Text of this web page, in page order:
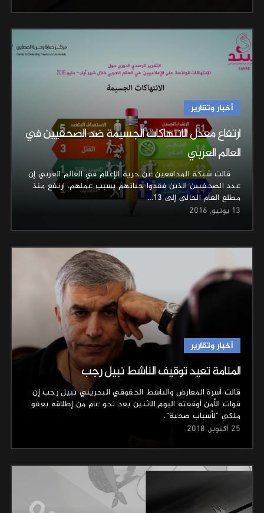
أخبار وتقارير
ارتفاع معدل الانتهاكات الجسيمة ضد الصحفيين في
العالم العربي
قالت شبكة المدافعين عن حرية الإعلام في العالم العربي إن
عدد الصحفيين الذين فقدوا حياتهم بسبب عملهم، ارتفع منذ
مطلع العام الحالي إلى 13…
13 يونيو, 2016
أخبار وتقارير
المنامة تعيد توقيف الناشط نبيل رجب
قالت أسرة المعارض والناشط الحقوقي البحريني نبيل رجب إن
قوات الأمن أوقفته اليوم الاثنين بعد نحو عام من إطلاقه بعفو
ملكي "لأسباب صحية".
25 أكتوبر, 2018